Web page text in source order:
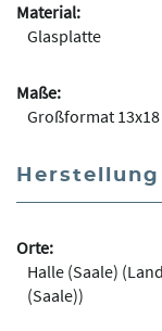
Material:
Glasplatte
Maße:
Großformat 13x18
Herstellung
Orte:
Halle (Saale)
(Saale))